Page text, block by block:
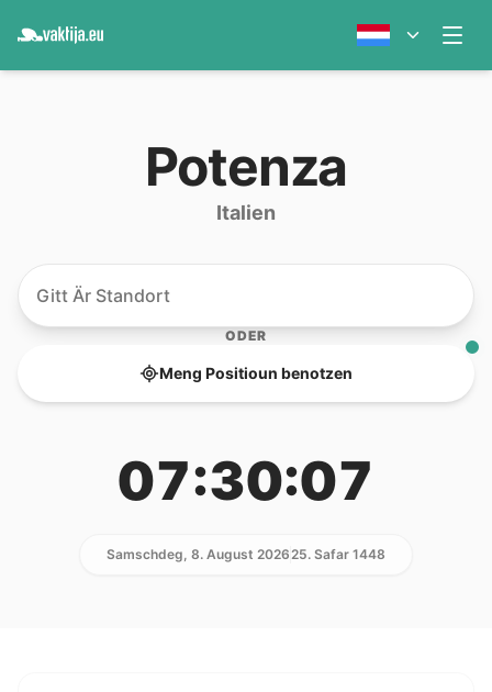
Potenza
Italien
ODER
Meng Positioun benotzen
07:30:07
Samschdeg, 8. August 202625. Safar 1448